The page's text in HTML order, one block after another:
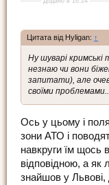
Цитата від Hyligan: ↑
Ну шуварі кримські
незнаю чи вони
запитати), але
своїми
Ось у цьому і
зони АТО і
навкруги їм щось
відповідною, а
знайшов у Львові,